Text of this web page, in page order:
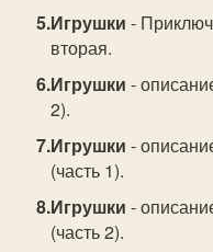
Игрушки -
вторая.
Игрушки -
2).
Игрушки -
(часть 1).
Игрушки -
(часть 2).